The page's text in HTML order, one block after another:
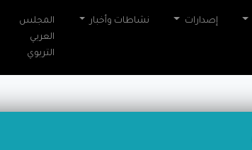
إصدارات نشاطات وأخبار
المجلس
العربي
التربوي